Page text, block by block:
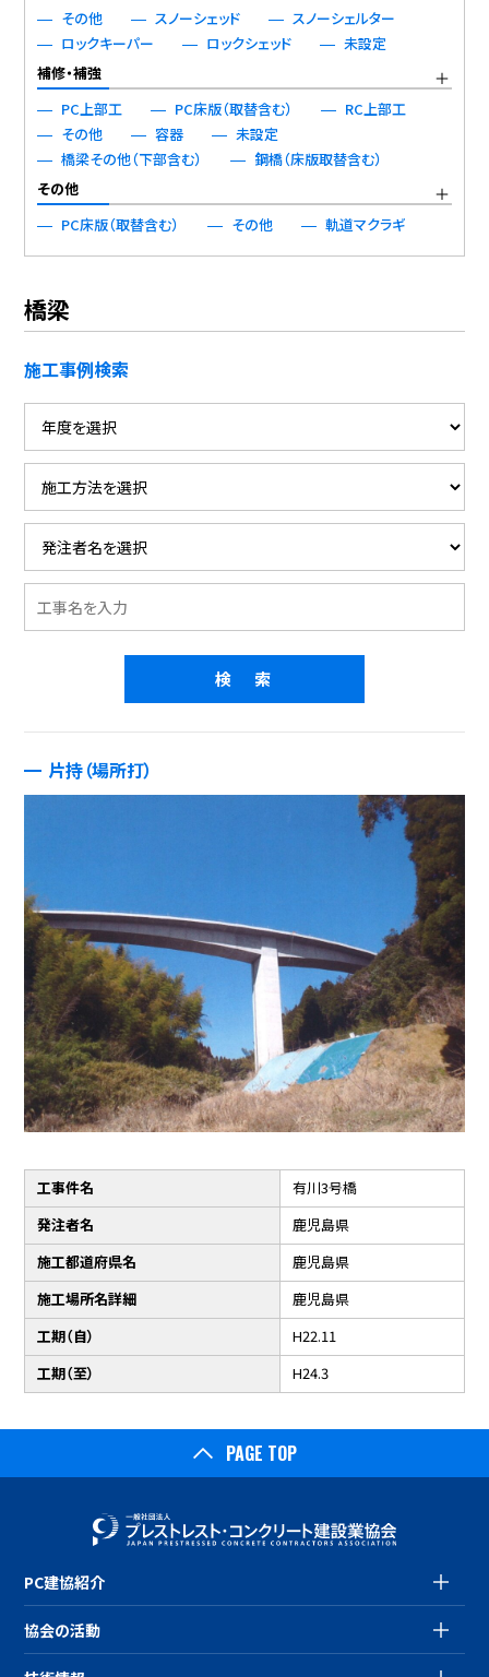
その他
スノーシェッド
スノーシェルター
ロックキーパー
ロックシェッド
未設定
補修・補強
PC上部工
PC床版（取替含む）
RC上部工
その他
容器
未設定
橋梁その他（下部含む）
鋼橋（床版取替含む）
その他
PC床版（取替含む）
その他 軌道マクラギ
橋梁
施工事例検索
片持（場所打）
工事件名
有川3号橋
発注者名
鹿児島県
施工都道府県名
鹿児島県
施工場所名詳細
鹿児島県
工期（自）
H22.11
工期（至）
H24.3
PAGE TOP
PC建協紹介
協会の活動